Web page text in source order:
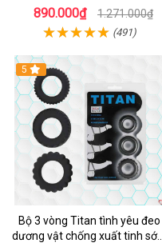
890.000₫ 1.271.000₫
(491)
5
Bộ 3 vòng Titan tình yêu đeo
dương vật chống xuất tinh sớm